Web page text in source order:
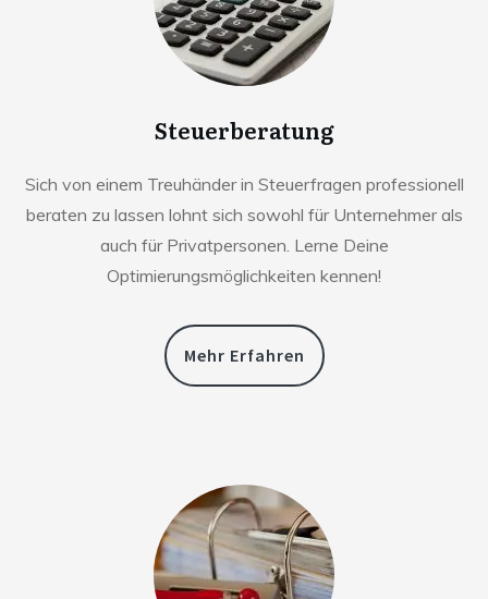
Steuerberatung
Sich von einem Treuhänder in Steuerfragen professionell
beraten zu lassen lohnt sich sowohl für Unternehmer als
auch für Privatpersonen. Lerne Deine
Optimierungsmöglichkeiten kennen!
Mehr Erfahren